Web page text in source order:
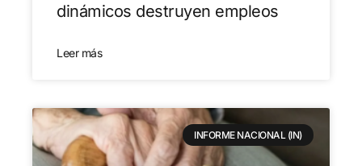
dinámicos destruyen empleos
Leer más
INFORME NACIONAL (IN)